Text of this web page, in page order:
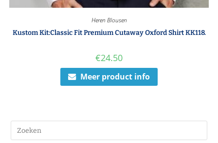
Heren Blousen
Kustom Kit:Classic Fit Premium Cutaway Oxford Shirt KK118.
€24.50
Meer product info